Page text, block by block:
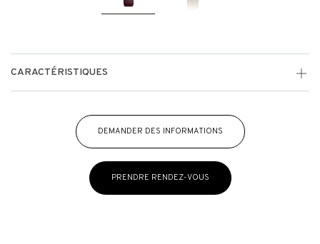
CARACTÉRISTIQUES
DEMANDER DES INFORMATIONS
PRENDRE RENDEZ-VOUS